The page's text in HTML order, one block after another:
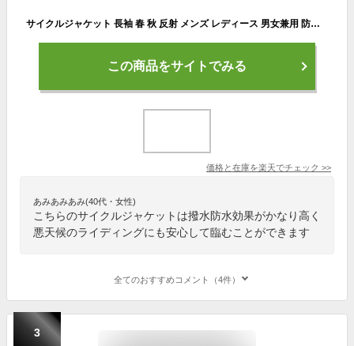
サイクルジャケット 長袖 春 秋 反射 メンズ レディース 男女兼用 防風 撥水 通気 ウインドブレーカー サイクルウエア 自転車ウエア サイクルジャージ ロードバイク ランニング アウトドア スポー
この商品をサイトでみる
価格と在庫を楽天でチェック >>
あみあみあみ(40代・女性)
こちらのサイクルジャケットは撥水防水効果がかなり高く
悪天候のライディングにも安心して臨むことができます
全てのおすすめコメント（4件）
3